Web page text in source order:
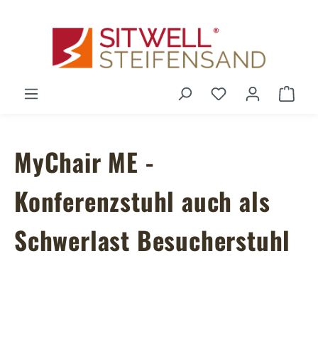
Du hast 0
MyChair ME -
Konferenzstuhl auch als
Schwerlast Besucherstuhl